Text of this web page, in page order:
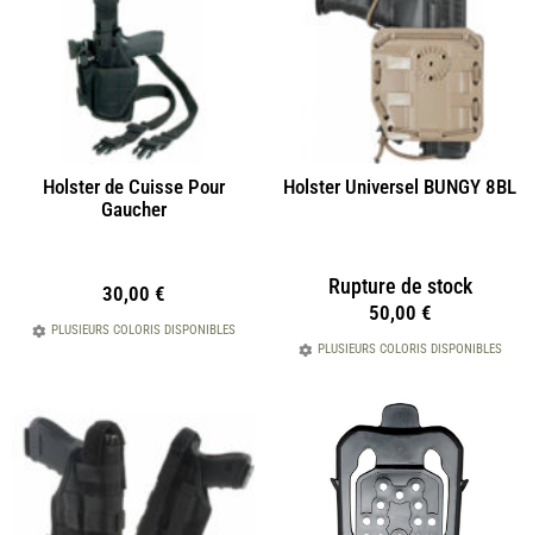
Holster de Cuisse Pour
Gaucher
30,00 €
PLUSIEURS COLORIS DISPONIBLES
Holster Universel BUNGY 8BL
Rupture de stock
50,00 €
PLUSIEURS COLORIS DISPONIBLES